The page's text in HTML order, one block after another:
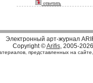
ответить
Электронный арт-журнал
Copyright ©Arifis, 2005-2026
представленных на